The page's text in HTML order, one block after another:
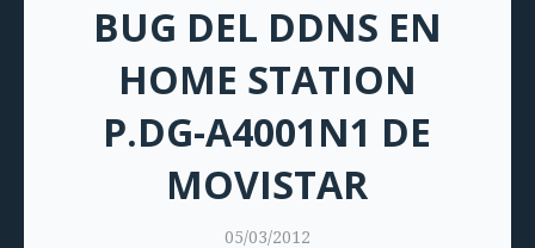
BUG DEL DDNS EN
HOME STATION
P.DG-A4001N1 DE
MOVISTAR
05/03/2012